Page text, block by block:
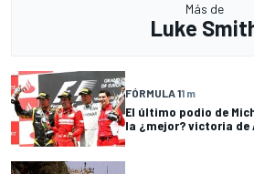
Más de
Luke
FÓRMULA 11 m
El último podio de
la ¿mejor? victoria de